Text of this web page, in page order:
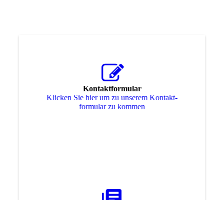
Kontaktformular
Klicken Sie hier um zu unserem Kon­takt­
for­mu­lar zu kommen